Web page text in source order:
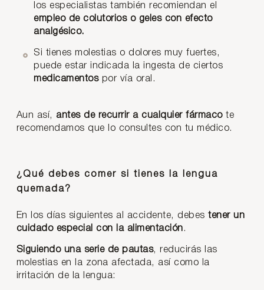
los especialistas también recomiendan el
empleo de colutorios o geles con efecto
analgésico.
Si tienes molestias o dolores muy fuertes,
puede estar indicada la ingesta de ciertos
medicamentospor vía oral.
Aun así, antes de recurrir a cualquier fármacote
recomendamos que lo consultes con tu médico.
¿Qué debes comer si tienes la lengua
quemada?
En los días siguientes al accidente, debestener un
cuidado especial con la alimentación .
Siguiendo una serie de pautas, reducirás las
molestias en la zona afectada, así como la
irritación de la lengua: